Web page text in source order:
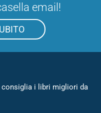
email!
i libri migliori da